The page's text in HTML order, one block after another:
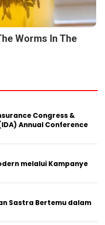
Worms In The
Congress &
Annual Conference
melalui Kampanye
Sastra Bertemu dalam